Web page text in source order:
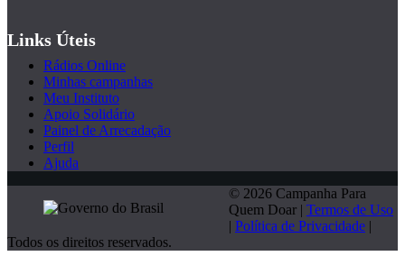
Links Úteis
Rádios Online
Minhas campanhas
Meu Instituto
Apoio Solidário
Painel de Arrecadação
Perfil
Ajuda
© 2026 Campanha Para
Quem Doar | Termos de Uso
| Política de Privacidade |
Todos os direitos reservados.